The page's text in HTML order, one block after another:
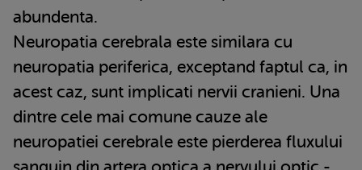
abundenta.
Neuropatia cerebrala este similara cu
neuropatia periferica, exceptand faptul ca, in
acest caz, sunt implicati nervii cranieni. Una
dintre cele mai comune cauze ale
neuropatiei cerebrale este pierderea fluxului